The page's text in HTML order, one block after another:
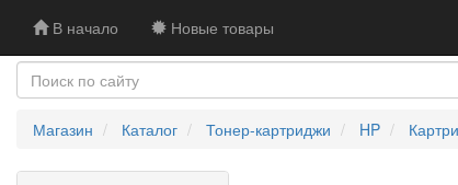
В начало Новые товары
Магазин Каталог Тонер-картриджи HP